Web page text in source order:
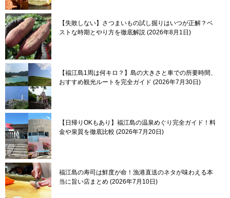
【失敗しない】さつまいもの試し掘りはいつが正解？ベ
ストな時期とやり方を徹底解説 2026年8月1日
【福江島1周は何キロ？】島の大きさと車での所要時間、
おすすめ観光ルートを完全ガイド 2026年7月30日
【日帰りOKもあり】福江島の温泉めぐり完全ガイド！料
金や泉質を徹底比較 2026年7月20日
福江島の寿司は鮮度が命！漁港直送のネタが味わえる本
当に旨い店まとめ 2026年7月10日